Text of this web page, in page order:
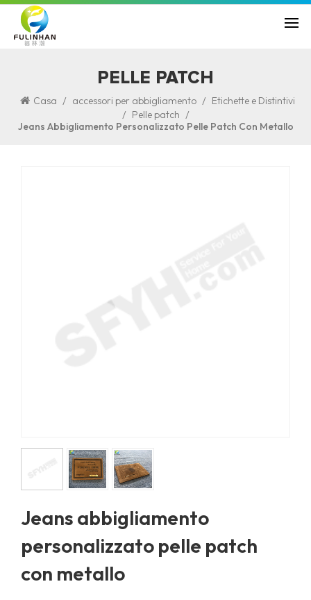
PELLE PATCH
Casa / accessori per abbigliamento / Etichette e Distintivi
/ Pelle patch /
Jeans Abbigliamento Personalizzato Pelle Patch Con Metallo
Jeans abbigliamento
personalizzato pelle patch
con metallo